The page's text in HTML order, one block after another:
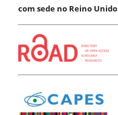
com sede no Reino Unido